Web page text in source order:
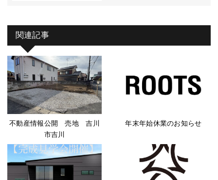
関連記事
不動産情報公開 売地 吉川
市吉川
年末年始休業のお知らせ